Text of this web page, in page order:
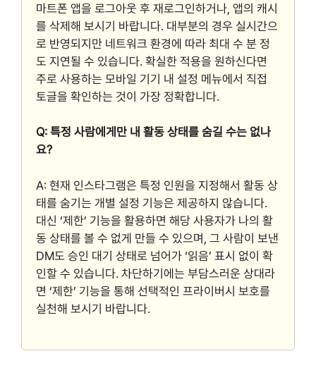
마트폰 앱을 로그아웃 후 재로그인하거나, 앱의 캐시
를 삭제해 보시기 바랍니다. 대부분의 경우 실시간으
로 반영되지만 네트워크 환경에 따라 최대 수 분 정
도 지연될 수 있습니다. 확실한 적용을 원하신다면
주로 사용하는 모바일 기기 내 설정 메뉴에서 직접
토글을 확인하는 것이 가장 정확합니다.
Q: 특정 사람에게만 내 활동 상태를 숨길 수는 없나
요?
A: 현재 인스타그램은 특정 인원을 지정해서 활동 상
태를 숨기는 개별 설정 기능은 제공하지 않습니다.
대신 ‘제한’ 기능을 활용하면 해당 사용자가 나의 활
동 상태를 볼 수 없게 만들 수 있으며, 그 사람이 보낸
DM도 승인 대기 상태로 넘어가 ‘읽음’ 표시 없이 확
인할 수 있습니다. 차단하기에는 부담스러운 상대라
면 ‘제한’ 기능을 통해 선택적인 프라이버시 보호를
실천해 보시기 바랍니다.